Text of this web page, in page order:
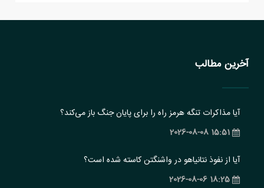
آخرین مطالب
آیا مذاکرات تنگه هرمز راه را برای پایان جنگ باز می‌کند؟
15:51 2026-08-08
آیا از نفوذ نتانیاهو در واشنگتن کاسته شده است؟
18:25 2026-08-06